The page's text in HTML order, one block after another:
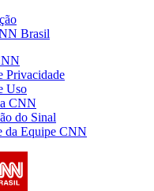
Brasil
Privacidade
Uso
CNN
do Sinal
da Equipe CNN